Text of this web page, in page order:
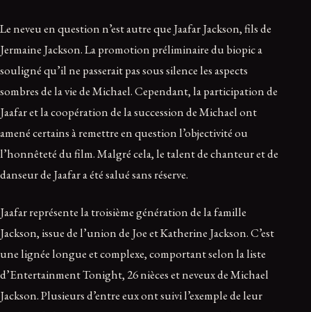
Le neveu en question n’est autre que Jaafar Jackson, fils de
Jermaine Jackson. La promotion préliminaire du biopic a
souligné qu’il ne passerait pas sous silence les aspects
sombres de la vie de Michael. Cependant, la participation de
Jaafar et la coopération de la succession de Michael ont
amené certains à remettre en question l’objectivité ou
l’honnêteté du film. Malgré cela, le talent de chanteur et de
danseur de Jaafar a été salué sans réserve.
Jaafar représente la troisième génération de la famille
Jackson, issue de l’union de Joe et Katherine Jackson. C’est
une lignée longue et complexe, comportant selon la liste
d’Entertainment Tonight, 26 nièces et neveux de Michael
Jackson. Plusieurs d’entre eux ont suivi l’exemple de leur